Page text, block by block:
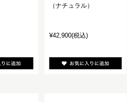
（ナチュラル）
¥42,900(税込)